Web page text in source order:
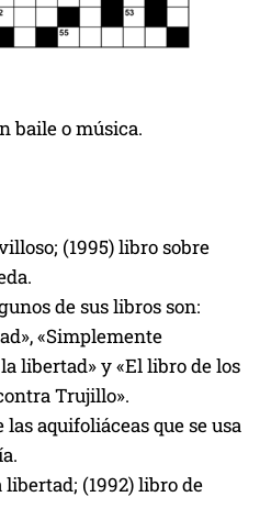
baile o música.
(1995) libro sobre
de sus libros son:
«Simplemente
libertad» y «El libro de los
Trujillo».
aquifoliáceas que se usa
(1992) libro de